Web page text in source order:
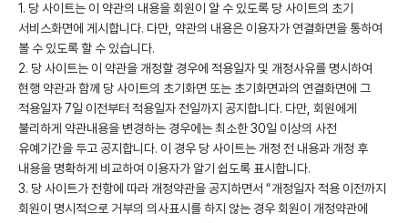
1. 당 사이트는 이 약관의 내용을 회원이 알 수 있도록 당 사이트의 초기
서비스화면에 게시합니다. 다만, 약관의 내용은 이용자가 연결화면을 통하여
볼 수 있도록 할 수 있습니다.
2. 당 사이트는 이 약관을 개정할 경우에 적용일자 및 개정사유를 명시하여
현행 약관과 함께 당 사이트의 초기화면 또는 초기화면과의 연결화면에 그
적용일자 7일 이전부터 적용일자 전일까지 공지합니다. 다만, 회원에게
불리하게 약관내용을 변경하는 경우에는 최소한 30일 이상의 사전
유예기간을 두고 공지합니다. 이 경우 당 사이트는 개정 전 내용과 개정 후
내용을 명확하게 비교하여 이용자가 알기 쉽도록 표시합니다.
3. 당 사이트가 전항에 따라 개정약관을 공지하면서 “개정일자 적용 이전까지
회원이 명시적으로 거부의 의사표시를 하지 않는 경우 회원이 개정약관에